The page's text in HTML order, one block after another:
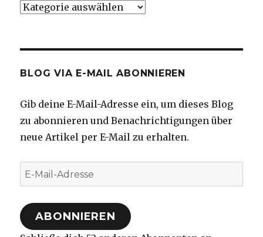
Kategorien
BLOG VIA E-MAIL ABONNIEREN
Gib deine E-Mail-Adresse ein, um dieses Blog
zu abonnieren und Benachrichtigungen über
neue Artikel per E-Mail zu erhalten.
E-
Mail-
Adresse
ABONNIEREN